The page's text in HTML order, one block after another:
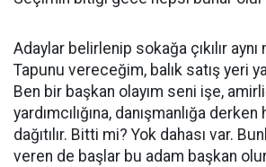
Adaylar belirlenip sokağa çıkılır
Tapunu vereceğim, balık satış yeri
Ben bir başkan olayım seni işe,
yardımcılığına, danışmanlığa
dağıtılır. Bitti mi? Yok dahası var.
veren de başlar bu adam başkan